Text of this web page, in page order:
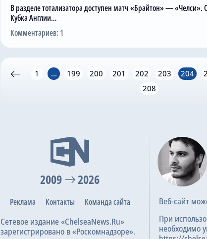
В разделе тотализатора доступен матч «Брайтон» — «Челси».
Кубка Англии…
Комментариев: 1
1 ... 199 200 201 202 203 204
208
2009 2026
Реклама Контакты
Команда сайта
Сетевое издание «ChelseaNews.Ru»
зарегистрировано в «Роскомнадзоре».
Веб-сайт
При
необходимо